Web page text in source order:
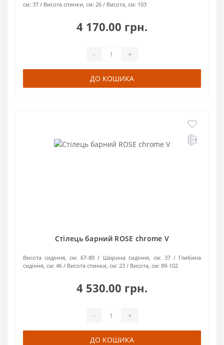
см: 37 Висота спинки, см: 26 Висота, см: 103
4 170.00 грн.
- +
ДО КОШИКА
Стілець барний ROSE chrome V
Висота сидіння, см: 67-80 Ширина сидіння, см: 37
Глибина
сидіння, см: 46 Висота спинки, см: 23 Висота, см: 89-102
4 530.00 грн.
- +
ДО КОШИКА